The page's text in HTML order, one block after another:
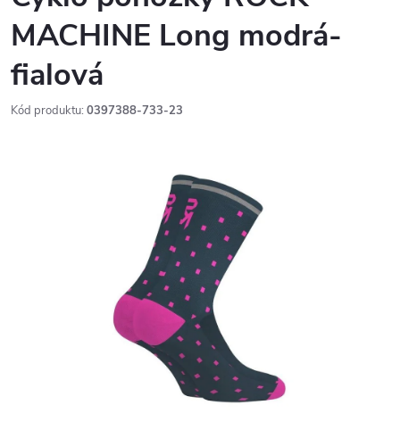
MACHINE Long modrá-
fialová
Kód produktu: 0397388-733-23